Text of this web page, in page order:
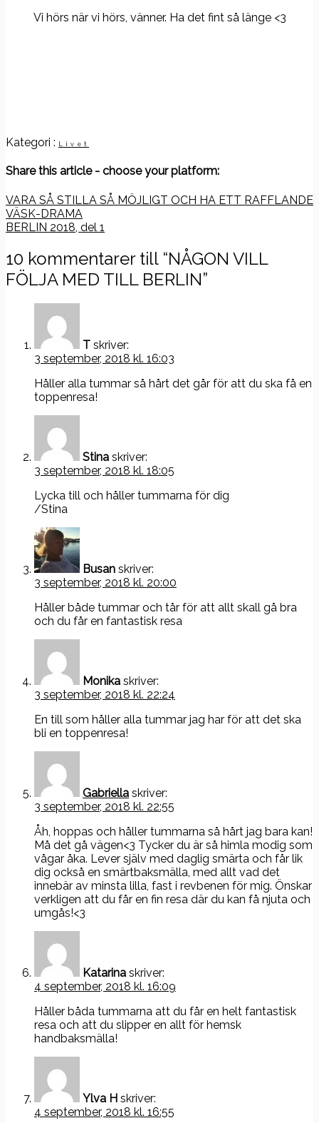
Vi hörs när vi hörs, vänner. Ha det fint så länge <3
Kategori : Livet
Share this article - choose your platform:
Inläggsnavigering
VARA SÅ STILLA SÅ MÖJLIGT OCH HA ETT RAFFLANDE
VÄSK-DRAMA
BERLIN 2018, del 1
10 kommentarer till “NÅGON VILL
FÖLJA MED TILL BERLIN”
T skriver:
3 september, 2018 kl. 16:03
Håller alla tummar så hårt det går för att du ska få en
toppenresa!
Stina skriver:
3 september, 2018 kl. 18:05
Lycka till och håller tummarna för dig
/Stina
Busan skriver:
3 september, 2018 kl. 20:00
Håller både tummar och tår för att allt skall gå bra
och du får en fantastisk resa
Monika skriver:
3 september, 2018 kl. 22:24
En till som håller alla tummar jag har för att det ska
bli en toppenresa!
Gabriella skriver:
3 september, 2018 kl. 22:55
Åh, hoppas och håller tummarna så hårt jag bara kan!
Må det gå vägen<3 Tycker du är så himla modig som
vågar åka. Lever själv med daglig smärta och får lik
dig också en smärtbaksmälla, med allt vad det
innebär av minsta lilla, fast i revbenen för mig. Önskar
verkligen att du får en fin resa där du kan få njuta och
umgås!<3
Katarina skriver:
4 september, 2018 kl. 16:09
Håller båda tummarna att du får en helt fantastisk
resa och att du slipper en allt för hemsk
handbaksmälla!
Ylva H skriver:
4 september, 2018 kl. 16:55